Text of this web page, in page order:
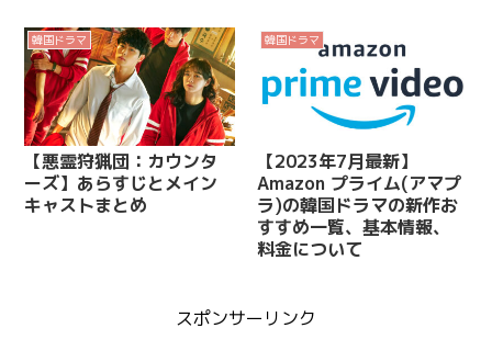
韓国ドラマ
【悪霊狩猟団：カウンタ
ーズ】あらすじとメイン
キャストまとめ
韓国ドラマ
【2023年7月最新】
Amazon プライム(アマプ
ラ)の韓国ドラマの新作お
すすめ一覧、基本情報、
料金について
スポンサーリンク